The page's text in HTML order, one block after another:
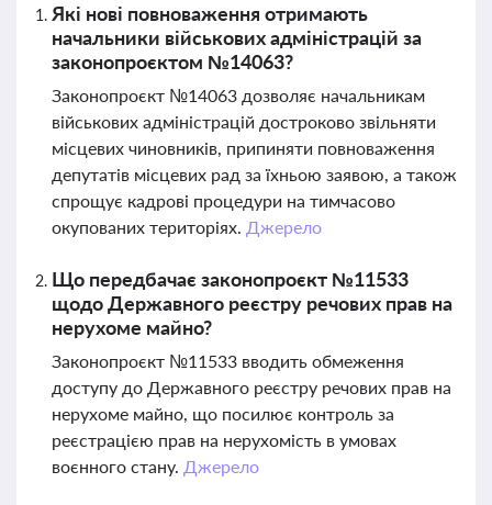
Які нові повноваження отримають
начальники військових адміністрацій за
законопроєктом №14063?
Законопроєкт №14063 дозволяє начальникам
військових адміністрацій достроково звільняти
місцевих чиновників, припиняти повноваження
депутатів місцевих рад за їхньою заявою, а також
спрощує кадрові процедури на тимчасово
окупованих територіях. Джерело
Що передбачає законопроєкт №11533
щодо Державного реєстру речових прав на
нерухоме майно?
Законопроєкт №11533 вводить обмеження
доступу до Державного реєстру речових прав на
нерухоме майно, що посилює контроль за
реєстрацією прав на нерухомість в умовах
воєнного стану. Джерело